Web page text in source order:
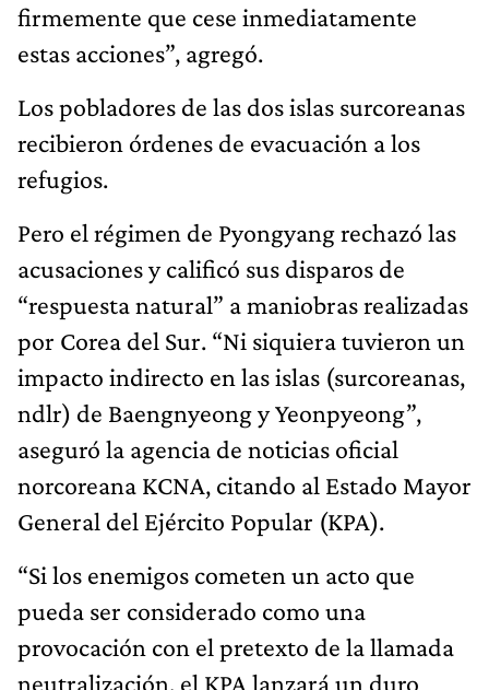
firmemente que cese inmediatamente
estas acciones”, agregó.
Los pobladores de las dos islas surcoreanas
recibieron órdenes de evacuación a los
refugios.
Pero el régimen de Pyongyang rechazó las
acusaciones y calificó sus disparos de
“respuesta natural” a maniobras realizadas
por Corea del Sur. “Ni siquiera tuvieron un
impacto indirecto en las islas (surcoreanas,
ndlr) de Baengnyeong y Yeonpyeong”,
aseguró la agencia de noticias oficial
norcoreana KCNA, citando al Estado Mayor
General del Ejército Popular (KPA).
“Si los enemigos cometen un acto que
pueda ser considerado como una
provocación con el pretexto de la llamada
neutralización, el KPA lanzará un duro